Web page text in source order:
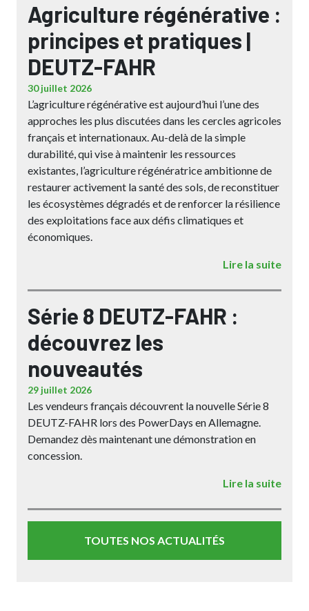
Agriculture régénérative :
principes et pratiques |
DEUTZ-FAHR
30 juillet 2026
L’agriculture régénérative est aujourd’hui l’une des
approches les plus discutées dans les cercles agricoles
français et internationaux. Au-delà de la simple
durabilité, qui vise à maintenir les ressources
existantes, l’agriculture régénératrice ambitionne de
restaurer activement la santé des sols, de reconstituer
les écosystèmes dégradés et de renforcer la résilience
des exploitations face aux défis climatiques et
économiques.
Lire la suite
Série 8 DEUTZ-FAHR :
découvrez les
nouveautés
29 juillet 2026
Les vendeurs français découvrent la nouvelle Série 8
DEUTZ-FAHR lors des PowerDays en Allemagne.
Demandez dès maintenant une démonstration en
concession.
Lire la suite
TOUTES NOS ACTUALITÉS